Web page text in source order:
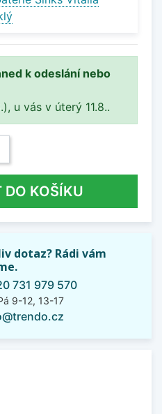
k odeslání nebo
u vás v úterý 11.8..
DO KOŠÍKU
dotaz? Rádi vám
731 979 570
9-12, 13-17